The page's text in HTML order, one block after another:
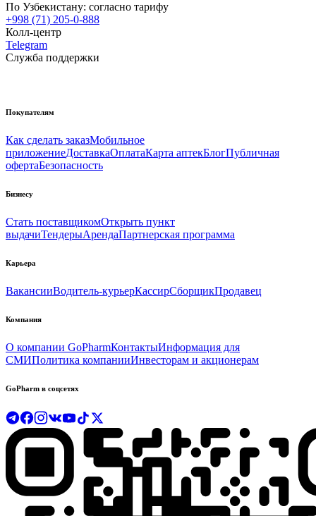
По Узбекистану: согласно тарифу
+998 (71) 205-0-888
Колл-центр
Telegram
Служба поддержки
Покупателям
Как сделать заказМобильное
приложениеДоставкаОплатаКарта аптекБлогПубличная
офертаБезопасность
Бизнесу
Стать поставщикомОткрыть пункт
выдачиТендерыАрендаПартнерская программа
Карьера
ВакансииВодитель-курьерКассирСборщикПродавец
Компания
О компании GoPharmКонтактыИнформация для
СМИПолитика компанииИнвесторам и акционерам
GoPharm в соцсетях